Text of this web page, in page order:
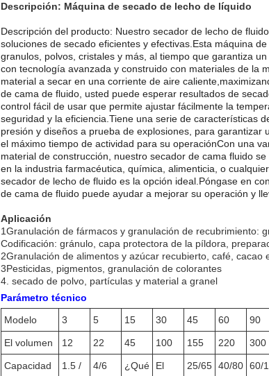
Descripción: Máquina de secado de lecho de líquido
Descripción del producto: Nuestro secador de lecho de
soluciones de secado eficientes y efectivas.Esta máquina
granulos, polvos, cristales y más, al tiempo que garantiza
con tecnología avanzada y construido con materiales de la
material a secar en una corriente de aire
de cama de fluido, usted puede esperar resultados de
control fácil de usar que permite ajustar fácilmente la
seguridad y la eficiencia.Tiene una serie de características
presión y diseños a prueba de explosiones, para
el máximo tiempo de actividad para su operaciónCon una
material de construcción, nuestro secador de cama fluido
en la industria farmacéutica, química, alimenticia, o
secador de lecho de fluido es la opción ideal.Póngase en
de cama de fluido puede ayudar a mejorar su operación y
Aplicación
1Granulación de fármacos y granulación de recubrimiento:
Codificación: gránulo, capa protectora de la píldora,
2Granulación de alimentos y azúcar recubierto, café,
3Pesticidas, pigmentos, granulación de colorantes
4. secado de polvo, partículas y material a granel
Parámetro técnico
Modelo
3 5 15 30 45 60 90
El volumen 12 22 45 100 155 220 300
Capacidad
1.5 /
4/6
¿Qué
El
25/65 40/80 60/